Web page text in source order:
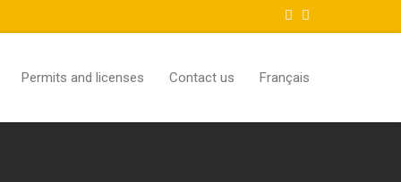
Permits and licenses Contact us Français